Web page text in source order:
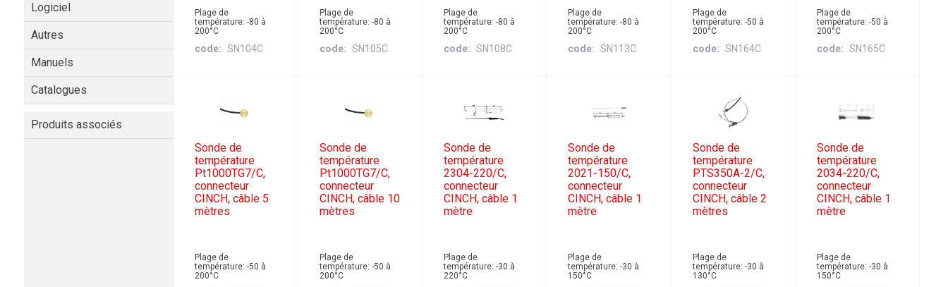
Logiciel
Autres
Manuels
Catalogues
Produits associés
Plage de
température: -80 à
200°C
code SN104C
Plage de
température: -80 à
200°C
code SN105C
Plage de
température: -80 à
200°C
code SN108C
Plage de
température: -80 à
200°C
code SN113C
Plage de
température: -50 à
200°C
code SN164C
Plage de
température: -50 à
200°C
code SN165C
Sonde de
température
Pt1000TG7/C,
connecteur
CINCH, câble 5
mètres
Plage de
température: -50 à
200°C
Sonde de
température
Pt1000TG7/C,
connecteur
CINCH, câble 10
mètres
Plage de
température: -50 à
200°C
Sonde de
température
2304-220/C,
connecteur
CINCH, câble 1
mètre
Plage de
température: -30 à
220°C
Sonde de
température
2021-150/C,
connecteur
CINCH, câble 1
mètre
Plage de
température: -30 à
150°C
Sonde de
température
PTS350A-2/C,
connecteur
CINCH, câble 2
mètres
Plage de
température: -30 à
130°C
Sonde de
température
2034-220/C,
connecteur
CINCH, câble 1
mètre
Plage de
température: -30 à
150°C